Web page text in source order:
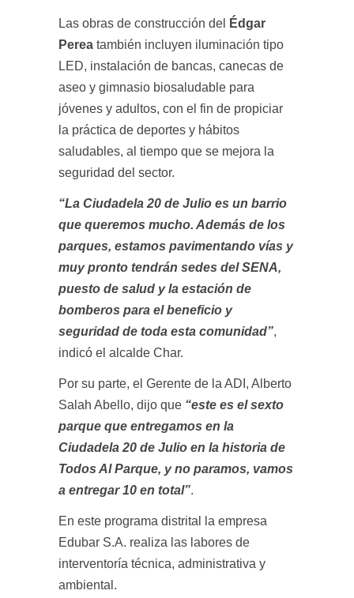
Las obras de construcción del
Édgar
Perea también incluyen iluminación tipo
LED, instalación de bancas, canecas de
aseo y gimnasio biosaludable para
jóvenes y adultos, con el fin de propiciar
la práctica de deportes y hábitos
saludables, al tiempo que se mejora la
seguridad del sector.
“La Ciudadela 20 de Julio es un barrio
que queremos mucho. Además de los
parques, estamos pavimentando vías y
muy pronto tendrán sedes del SENA,
puesto de salud y la estación de
bomberos para el beneficio y
seguridad de toda esta comunidad”,
indicó el alcalde Char.
Por su parte, el Gerente de la ADI, Alberto
Salah Abello, dijo que “este es el sexto
parque que entregamos en la
Ciudadela 20 de Julio en la historia de
Todos Al Parque, y no paramos, vamos
a entregar 10 en total”.
En este programa distrital la empresa
Edubar S.A. realiza las labores de
interventoría técnica, administrativa y
ambiental.